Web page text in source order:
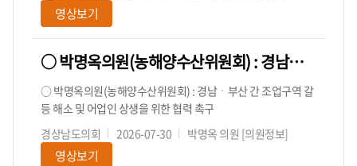
영상보기
○ 박명옥의원(농해양수산위원회) : 경남ㆍ부산 간 조업구역 갈등 해소 및 어업인 상생을 위한 협력 촉구
○ 박명옥의원(농해양수산위원회) : 경남ㆍ부산 간 조업구역 갈
등 해소 및 어업인 상생을 위한 협력 촉구
경상남도의회
2026-07-30 박명옥 의원 [의원정보]
영상보기